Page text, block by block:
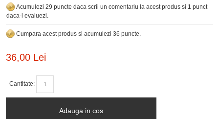
Acumulezi 29 puncte daca scrii un comentariu la acest produs si 1 punct
daca-l evaluezi.
Cumpara acest produs si acumulezi 36 puncte.
36,00 Lei
Cantitate:
Adauga in cos